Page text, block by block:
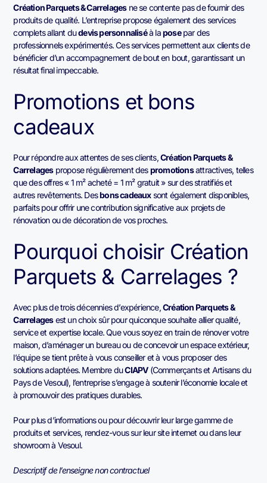
Création Parquets & Carrelagesne se contente pas de fournir des
produits de qualité. L’entreprise propose également des services
complets allant dudevis personnaliséà laposepar des
professionnels expérimentés. Ces services permettent aux clients de
bénéficier d’un accompagnement de bout en bout, garantissant un
résultat final impeccable.
Promotions et bons
cadeaux
Pour répondre aux attentes de ses clients,Création Parquets &
Carrelagespropose régulièrement despromotionsattractives, telles
que des offres « 1 m² acheté = 1 m² gratuit » sur des stratifiés et
autres revêtements. Desbons cadeauxsont également disponibles,
parfaits pour offrir une contribution significative aux projets de
rénovation ou de décoration de vos proches.
Pourquoi choisir Création
Parquets & Carrelages ?
Avec plus de trois décennies d’expérience,Création Parquets &
Carrelagesest un choix sûr pour quiconque souhaite allier qualité,
service et expertise locale. Que vous soyez en train de rénover votre
maison, d’aménager un bureau ou de concevoir un espace extérieur,
l’équipe se tient prête à vous conseiller et à vous proposer des
solutions adaptées. Membre duCIAPV(Commerçants et Artisans du
Pays de Vesoul), l’entreprise s’engage à soutenir l’économie locale et
à promouvoir des pratiques durables.
Pour plus d’informations ou pour découvrir leur large gamme de
produits et services, rendez-vous sur leur site internet ou dans leur
showroom à Vesoul.
Descriptif de l’enseigne non contractuel